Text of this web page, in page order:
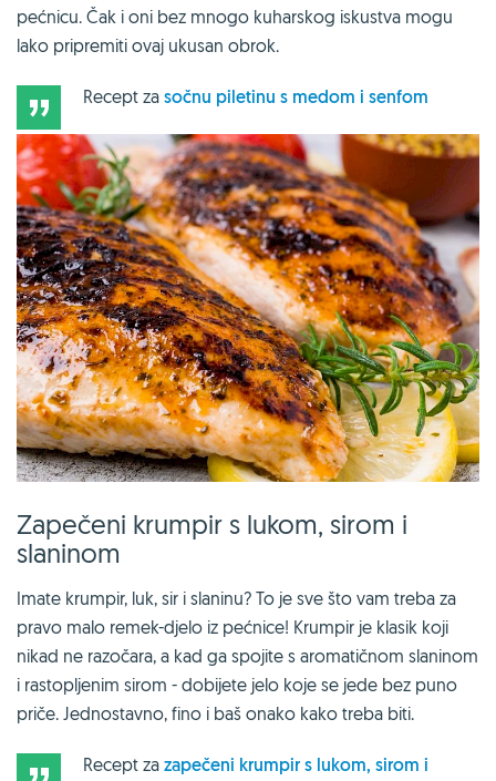
pećnicu. Čak i oni bez mnogo kuharskog iskustva mogu
lako pripremiti ovaj ukusan obrok.
Recept za sočnu piletinu s medom i senfom
Zapečeni krumpir s lukom, sirom i
slaninom
Imate krumpir, luk, sir i slaninu? To je sve što vam treba za
pravo malo remek-djelo iz pećnice! Krumpir je klasik koji
nikad ne razočara, a kad ga spojite s aromatičnom slaninom
i rastopljenim sirom - dobijete jelo koje se jede bez puno
priče. Jednostavno, fino i baš onako kako treba biti.
Recept za zapečeni krumpir s lukom, sirom i